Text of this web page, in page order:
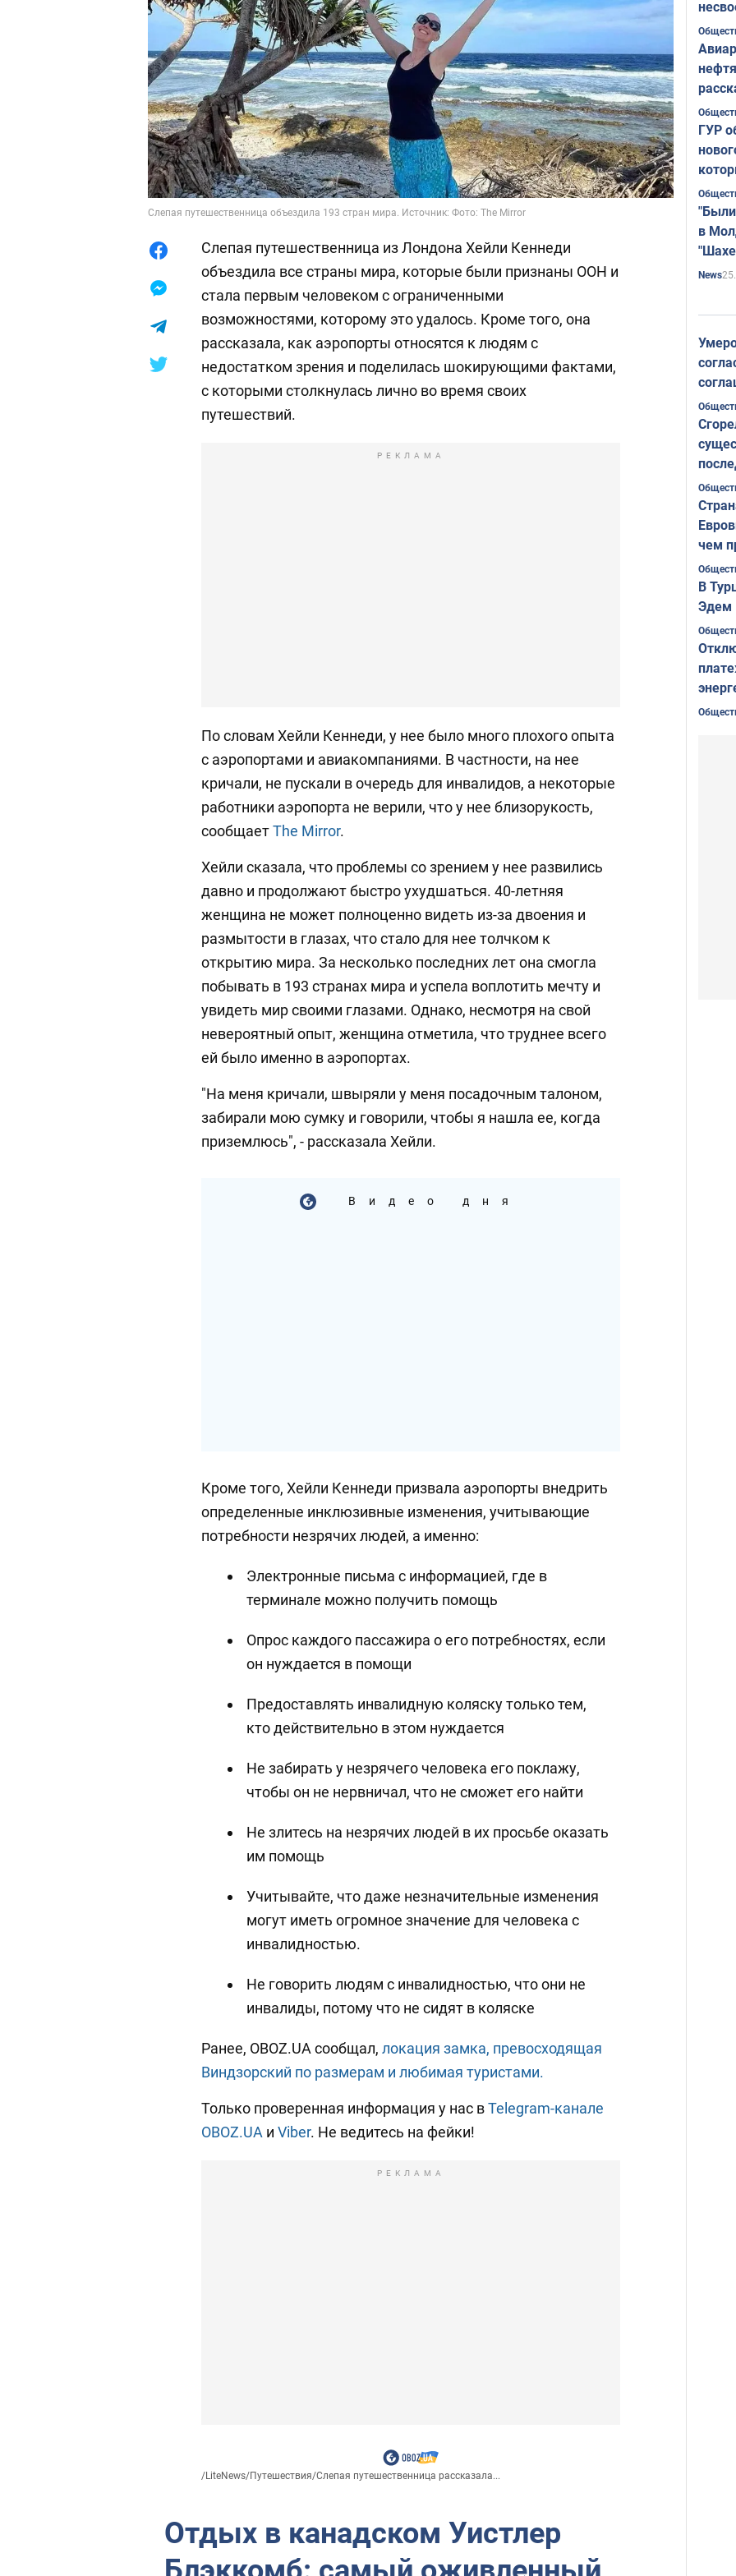
Слепая путешественница объездила 193 стран мира. Источник: Фото: The Mirror
Слепая путешественница из Лондона Хейли Кеннеди
объездила все страны мира, которые были признаны ООН и
стала первым человеком с ограниченными
возможностями, которому это удалось. Кроме того, она
рассказала, как аэропорты относятся к людям с
недостатком зрения и поделилась шокирующими фактами,
с которыми столкнулась лично во время своих
путешествий.
РЕКЛАМА
По словам Хейли Кеннеди, у нее было много плохого опыта
с аэропортами и авиакомпаниями. В частности, на нее
кричали, не пускали в очередь для инвалидов, а некоторые
работники аэропорта не верили, что у нее близорукость,
сообщаетThe Mirror.
Хейли сказала, что проблемы со зрением у нее развились
давно и продолжают быстро ухудшаться. 40-летняя
женщина не может полноценно видеть из-за двоения и
размытости в глазах, что стало для нее толчком к
открытию мира. За несколько последних лет она смогла
побывать в 193 странах мира и успела воплотить мечту и
увидеть мир своими глазами. Однако, несмотря на свой
невероятный опыт, женщина отметила, что труднее всего
ей было именно в аэропортах.
"На меня кричали, швыряли у меня посадочным талоном,
забирали мою сумку и говорили, чтобы я нашла ее, когда
приземлюсь", - рассказала Хейли.
Видео дня
Кроме того, Хейли Кеннеди призвала аэропорты внедрить
определенные инклюзивные изменения, учитывающие
потребности незрячих людей, а именно:
Электронные письма с информацией, где в
терминале можно получить помощь
Опрос каждого пассажира о его потребностях, если
он нуждается в помощи
Предоставлять инвалидную коляску только тем,
кто действительно в этом нуждается
Не забирать у незрячего человека его поклажу,
чтобы он не нервничал, что не сможет его найти
Не злитесь на незрячих людей в их просьбе оказать
им помощь
Учитывайте, что даже незначительные изменения
могут иметь огромное значение для человека с
инвалидностью.
Не говорить людям с инвалидностью, что они не
инвалиды, потому что не сидят в коляске
Ранее, OBOZ.UA сообщал, локация замка, превосходящая
Виндзорский по размерам и любимая туристами.
Только проверенная информация у нас вTelegram-канале
OBOZ.UA и Viber. Не ведитесь на фейки!
РЕКЛАМА
/LiteNews/Путешествия/Слепая путешественница рассказала...
Отдых в канадском Уистлер
ГУР
в
News
чем
В
Эдем